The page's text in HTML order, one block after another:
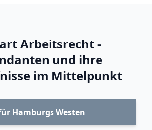
Arbeitsrecht -
und ihre
im Mittelpunkt
Hamburgs Westen